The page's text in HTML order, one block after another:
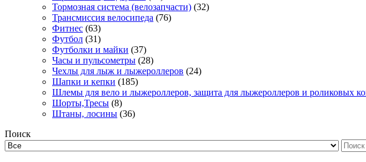
Тормозная система (велозапчасти) (32)
Трансмиссия велосипеда (76)
Фитнес (63)
Футбол (31)
Футболки и майки (37)
Часы и пульсометры (28)
Чехлы для лыж и лыжероллеров (24)
Шапки и кепки (185)
Шлемы для вело и лыжероллеров, защита для лыжероллеров и роликовых
Шорты,Тресы (8)
Штаны, лосины (36)
Поиск